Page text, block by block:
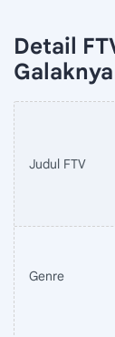
Detail
Judul FTV
Genre